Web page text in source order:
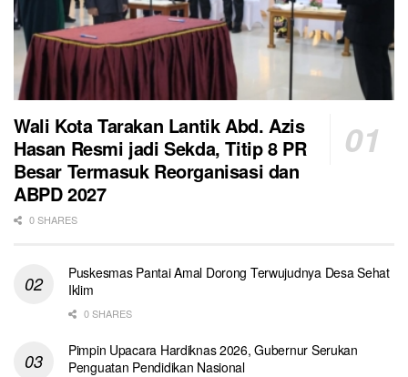
Wali Kota Tarakan Lantik Abd. Azis
Hasan Resmi jadi Sekda, Titip 8 PR
Besar Termasuk Reorganisasi dan
ABPD 2027
0 SHARES
Puskesmas Pantai Amal Dorong Terwujudnya Desa Sehat
Iklim
0 SHARES
Pimpin Upacara Hardiknas 2026, Gubernur Serukan
Penguatan Pendidikan Nasional